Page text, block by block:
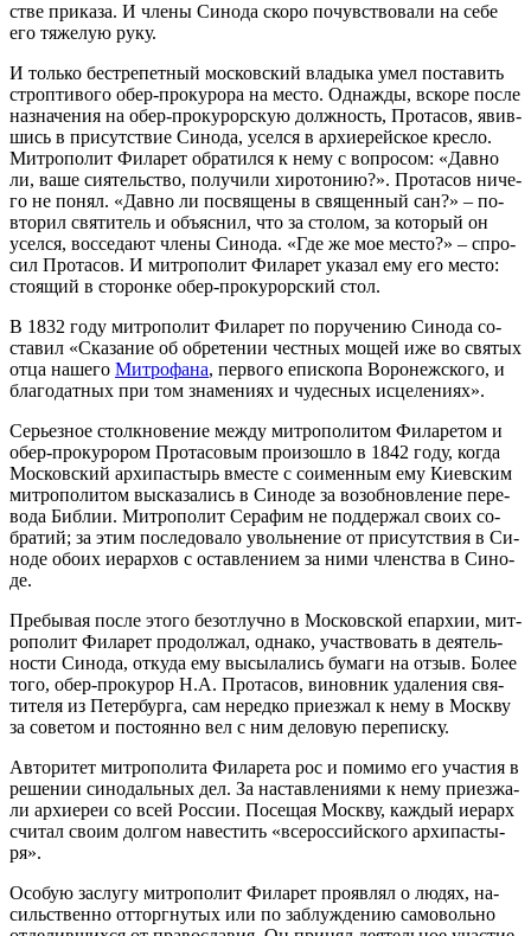
стве при­ка­за. И чле­ны Си­но­да ско­ро по­чув­ство­ва­ли на се­бе
его тя­же­лую ру­ку.
И толь­ко бес­тре­пет­ный мос­ков­ский вла­ды­ка умел по­ста­вить
строп­ти­во­го обер-про­ку­ро­ра на ме­сто. Од­на­жды, вско­ре по­сле
на­зна­че­ния на обер-про­ку­рор­скую долж­ность, Про­та­сов, явив­
шись в при­сут­ствие Си­но­да, усел­ся в ар­хи­ерей­ское крес­ло.
Мит­ро­по­лит Фила­рет об­ра­тил­ся к нему с во­про­сом: «Дав­но
ли, ва­ше си­я­тель­ство, по­лу­чи­ли хи­ро­то­нию?». Про­та­сов ни­че­
го не по­нял. «Дав­но ли по­свя­ще­ны в свя­щен­ный сан?» – по­
вто­рил свя­ти­тель и объ­яс­нил, что за сто­лом, за ко­то­рый он
усел­ся, вос­се­да­ют чле­ны Си­но­да. «Где же мое ме­сто?» – спро­
сил Про­та­сов. И мит­ро­по­лит Фила­рет ука­зал ему его ме­сто:
сто­я­щий в сто­рон­ке обер-про­ку­рор­ский стол.
В 1832 го­ду мит­ро­по­лит Фила­рет по по­ру­че­нию Си­но­да со­
ста­вил «Ска­за­ние об об­ре­те­нии чест­ных мо­щей иже во свя­тых
от­ца на­ше­го Мит­ро­фа­на, пер­во­го епи­ско­па Во­ро­неж­ско­го, и
бла­го­дат­ных при том зна­ме­ни­ях и чу­дес­ных ис­це­ле­ни­ях».
Се­рьез­ное столк­но­ве­ние меж­ду мит­ро­по­ли­том Фила­ре­том и
обер-про­ку­ро­ром Про­та­со­вым про­изо­шло в 1842 го­ду, ко­гда
Мос­ков­ский ар­хи­пас­тырь вме­сте с со­имен­ным ему Ки­ев­ским
мит­ро­по­ли­том вы­ска­за­лись в Си­но­де за воз­об­нов­ле­ние пе­ре­
во­да Биб­лии. Мит­ро­по­лит Се­ра­фим не под­дер­жал сво­их со­
бра­тий; за этим по­сле­до­ва­ло уволь­не­ние от при­сут­ствия в Си­
но­де обо­их иерар­хов с остав­ле­ни­ем за ни­ми член­ства в Си­но­
де.
Пре­бы­вая по­сле это­го без­от­луч­но в Мос­ков­ской епар­хии, мит­
ро­по­лит Фила­рет про­дол­жал, од­на­ко, участ­во­вать в де­я­тель­
но­сти Си­но­да, от­ку­да ему вы­сы­ла­лись бу­ма­ги на от­зыв. Бо­лее
то­го, обер-про­ку­рор Н.А. Про­та­сов, ви­нов­ник уда­ле­ния свя­
ти­те­ля из Пе­тер­бур­га, сам неред­ко при­ез­жал к нему в Моск­ву
за со­ве­том и по­сто­ян­но вел с ним де­ло­вую пе­ре­пис­ку.
Ав­то­ри­тет мит­ро­по­ли­та Фила­ре­та рос и по­ми­мо его уча­стия в
ре­ше­нии си­но­даль­ных дел. За на­став­ле­ни­я­ми к нему при­ез­жа­
ли ар­хи­ереи со всей Рос­сии. По­се­щая Моск­ву, каж­дый иерарх
счи­тал сво­им дол­гом на­ве­стить «все­рос­сий­ско­го ар­хи­пас­ты­
ря».
Осо­бую за­слу­гу мит­ро­по­лит Фила­рет про­яв­лял о лю­дях, на­
силь­ствен­но от­торг­ну­тых или по за­блуж­де­нию са­мо­воль­но